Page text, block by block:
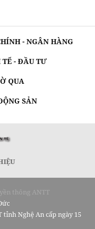
- NGÂN HÀNG
TẾ - ĐẦU TƯ
QUA
SẢN
thông ANTT
tỉnh Nghệ An cấp ngày 15